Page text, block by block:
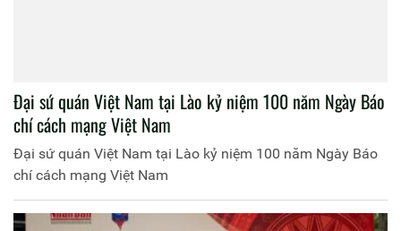
Đại sứ quán Việt Nam tại Lào kỷ niệm 100 năm Ngày Báo
chí cách mạng Việt Nam
Đại sứ quán Việt Nam tại Lào kỷ niệm 100 năm Ngày Báo
chí cách mạng Việt Nam